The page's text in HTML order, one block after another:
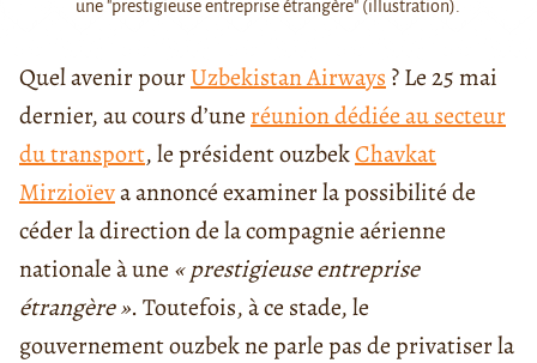
une "prestigieuse entreprise étrangère" (illustration).
Quel avenir pourUzbekistan Airways ? Le 25 mai
dernier, au cours d’une réunion dédiée au secteur
du transport, le président ouzbekChavkat
Mirzioïeva annoncé examiner la possibilité de
céder la direction de la compagnie aérienne
nationale à une « prestigieuse entreprise
étrangère ». Toutefois, à ce stade, le
gouvernement ouzbek ne parle pas de privatiser la